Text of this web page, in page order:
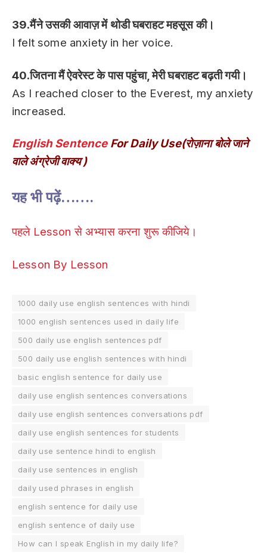
39.मैंने उसकी आवाज़ में थोडी घबराहट महसूस की।
I felt some anxiety in her voice.
40.जितना मैं ऐवरेस्ट के पास पहुंचा, मेरी घबराहट बढ़ती गयी।
As I reached closer to the Everest, my anxiety
increased.
English SentenceFor Daily Use(रोज़ाना बोले जाने
वाले अंग्रेजी वाक्य )
यह भी पढ़ें…….
पहले Lesson से अभ्यास करना शुरू कीजिये।
Lesson By Lesson
1000 daily use english sentences with hindi
1000 english sentences used in daily life
500 daily use english sentences pdf
500 daily use english sentences with hindi
basic english sentence for daily use
daily use english sentences conversations
daily use english sentences conversations pdf
daily use english sentences for students
daily use sentence hindi to english
daily use sentences in english
daily used phrases in english
english sentence for daily use
english sentence of daily use
How can I speak English in my daily life?